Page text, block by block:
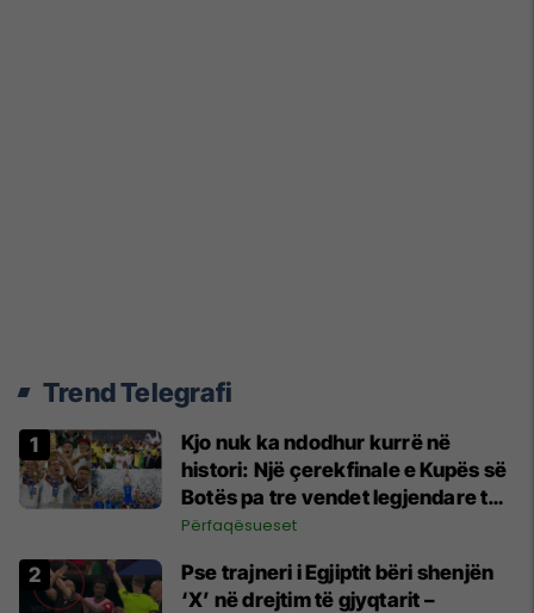
Trend Telegrafi
Kjo nuk ka ndodhur kurrë në
histori: Një çerekfinale e Kupës së
Botës pa tre vendet legjendare të
futbollit
Përfaqësueset
Pse trajneri i Egjiptit bëri shenjën
‘X’ në drejtim të gjyqtarit –